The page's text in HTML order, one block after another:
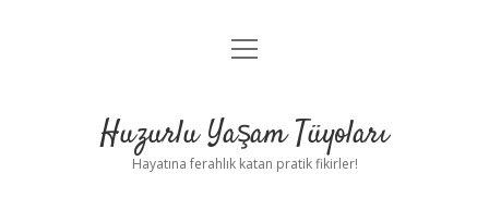
Anasayfa
Yasal Uyarı
menüyü
Huzurlu Yaşam Tüyoları
Hayatına ferahlık katan pratik fikirler!